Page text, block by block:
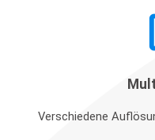
Verschiedene